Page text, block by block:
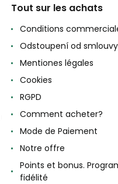
Tout sur les achats
Conditions
Odstoupení od smlouvy
Mentiones légales
Cookies
RGPD
Comment acheter?
Mode de Paiement
Notre offre
Points et bonus.
fidélité